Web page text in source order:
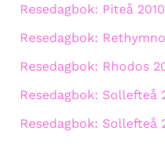
Resedagbok: Piteå 2010
Resedagbok:
Resedagbok: Rhodos
Resedagbok: Sollefteå
Resedagbok: Sollefteå